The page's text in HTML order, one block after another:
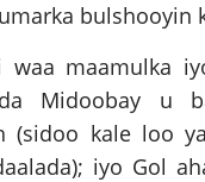
bulshooyin
waa maamulka
Midoobay u
(sidoo kale loo
iyo Gol